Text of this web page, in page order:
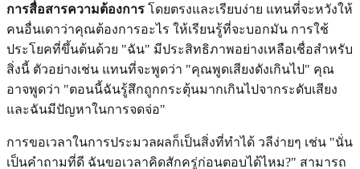
การสื่อสารความต้องการ โดยตรงและเรียบง่าย แทนที่จะหวังให้
คนอื่นเดาว่าคุณต้องการอะไร ให้เรียนรู้ที่จะบอกมัน การใช้
ประโยคที่ขึ้นต้นด้วย "ฉัน" มีประสิทธิภาพอย่างเหลือเชื่อสำหรับ
สิ่งนี้ ตัวอย่างเช่น แทนที่จะพูดว่า "คุณพูดเสียงดังเกินไป" คุณ
อาจพูดว่า "ตอนนี้ฉันรู้สึกถูกกระตุ้นมากเกินไปจากระดับเสียง
และฉันมีปัญหาในการจดจ่อ"
การขอเวลาในการประมวลผลก็เป็นสิ่งที่ทำได้ วลีง่ายๆ เช่น "นั่น
เป็นคำถามที่ดี ฉันขอเวลาคิดสักครู่ก่อนตอบได้ไหม?" สามารถ